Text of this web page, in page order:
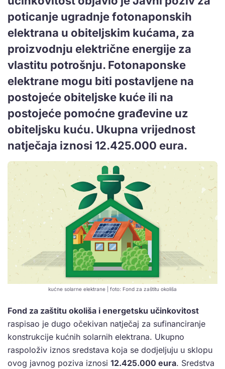
poticanje ugradnje fotonaponskih
elektrana u obiteljskim kućama, za
proizvodnju električne energije za
vlastitu potrošnju. Fotonaponske
elektrane mogu biti postavljene na
postojeće obiteljske kuće ili na
postojeće pomoćne građevine uz
obiteljsku kuću. Ukupna vrijednost
natječaja iznosi 12.425.000 eura.
kućne solarne elektrane | foto: Fond za zaštitu okoliša
Fond za zaštitu okoliša i energetsku učinkovitost
raspisao je dugo očekivan natječaj za sufinanciranje
konstrukcije kućnih solarnih elektrana. Ukupno
raspoloživ iznos sredstava koja se dodjeljuju u sklopu
ovog javnog poziva iznosi 12.425.000 eura. Sredstva